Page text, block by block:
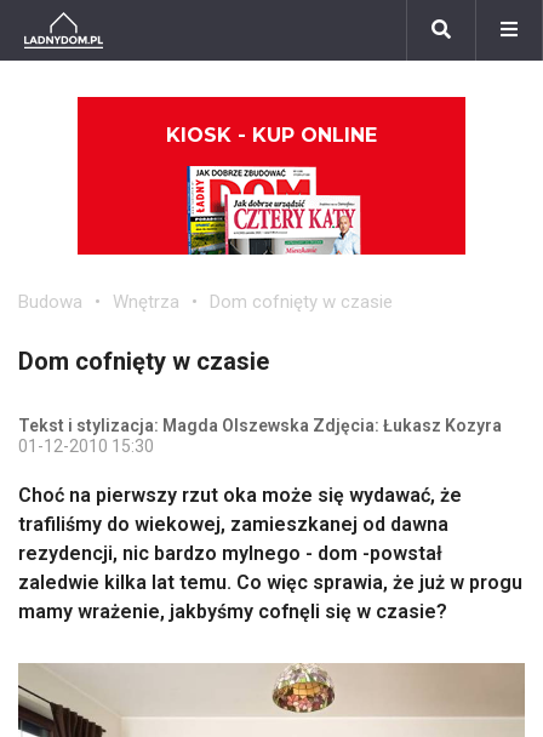
KIOSK - KUP ONLINE
Budowa Wnętrza Dom cofnięty w czasie
Dom cofnięty w czasie
Tekst i stylizacja: Magda Olszewska Zdjęcia: Łukasz Kozyra
01-12-2010 15:30
Choć na pierwszy rzut oka może się wydawać, że
trafiliśmy do wiekowej, zamieszkanej od dawna
rezydencji, nic bardzo mylnego - dom -powstał
zaledwie kilka lat temu. Co więc sprawia, że już w progu
mamy wrażenie, jakbyśmy cofnęli się w czasie?